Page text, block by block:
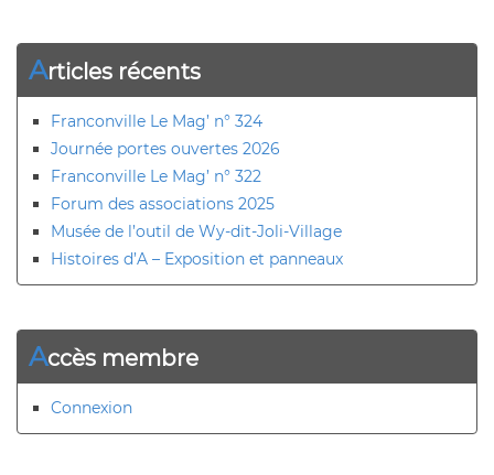
Articles récents
Franconville Le Mag’ n° 324
Journée portes ouvertes 2026
Franconville Le Mag’ n° 322
Forum des associations 2025
Musée de l’outil de Wy-dit-Joli-Village
Histoires d’A – Exposition et panneaux
Accès membre
Connexion